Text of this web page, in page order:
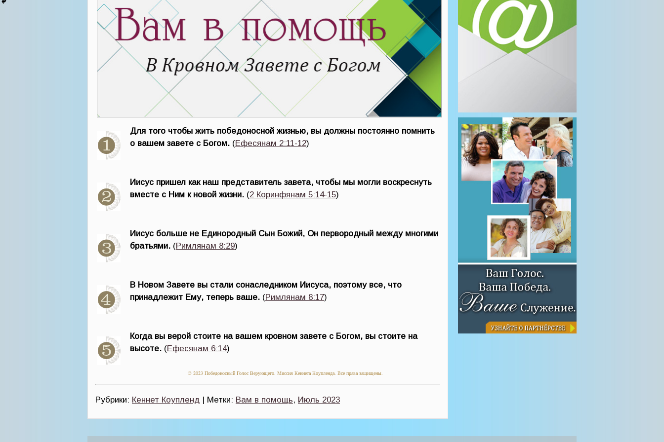
Для того чтобы жить победоносной жизнью, вы должны постоянно помнить
о вашем завете с Богом. (Ефесянам 2:11-12)
Иисус пришел как наш представитель завета, чтобы мы могли воскреснуть
вместе с Ним к новой жизни. (2 Коринфянам 5:14-15)
Иисус больше не Единородный Сын Божий, Он первородный между многими
братьями. (Римлянам 8:29)
В Новом Завете вы стали сонаследником Иисуса, поэтому все, что
принадлежит Ему, теперь ваше. (Римлянам 8:17)
Когда вы верой стоите на вашем кровном завете с Богом, вы стоите на
высоте. (Ефесянам 6:14)
© 2023 Победоносный Голос Верующего. Миссия Кеннета Коупленда. Все права защищены.
Рубрики: Кеннет Коупленд | Метки: Вам в помощь, Июль 2023